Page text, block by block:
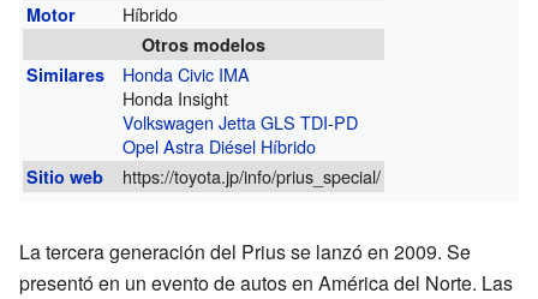
Motor
Híbrido
Otros modelos
Similares
Honda Civic IMA
Honda Insight
Volkswagen Jetta GLS TDI-PD
Opel Astra Diésel Híbrido
Sitio web https://toyota.jp/info/prius_special/
La tercera generación del Prius se lanzó en 2009. Se
presentó en un evento de autos en América del Norte. Las